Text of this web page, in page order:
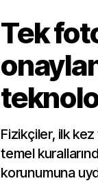
Tek
Fizikçiler, ilk
temel
korunumuna